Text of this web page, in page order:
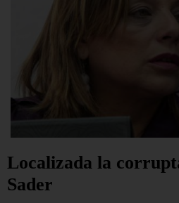
Localizada la
Sader